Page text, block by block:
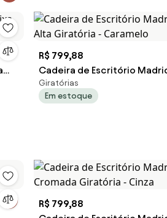
R$ 799,88
Cadeira de Escritório
Alta Giratória - Caramelo
Giratórias
Em estoque
R$ 799,88